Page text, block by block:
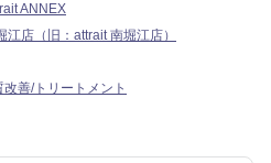
ANNEX
江店（旧：attrait 南堀江店）
善/トリートメント